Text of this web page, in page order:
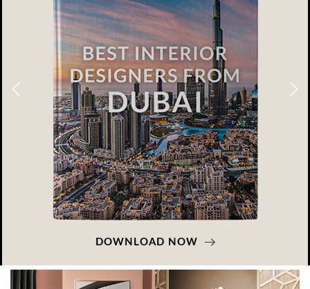
DOWNLOAD NOW